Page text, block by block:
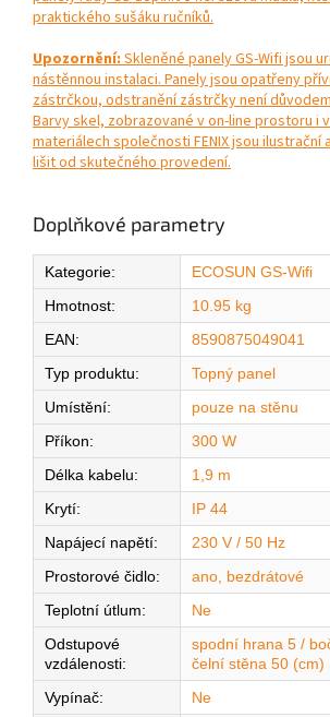
praktického sušáku ručníků.
Upozornění:Skleněné panely GS-Wifi jsou
nástěnnou instalaci. Panely jsou opatřeny
zástrčkou, odstranění zástrčky není
Barvy skel, zobrazované v on-line prostoru i
materiálech společnosti FENIX jsou ilustrační
lišit od skutečného provedení.
Doplňkové parametry
Kategorie:
ECOSUN GS-Wifi
Hmotnost:
10.95 kg
EAN:
8590875049041
Typ produktu:
Topný panel
Umístění:
pouze na stěnu
Příkon:
300 W
Délka kabelu:
1,9 m
Krytí:
IP 44
Napájecí napětí:
230 V / 50 Hz
Prostorové čidlo:
ano, bezdrátové
Teplotní útlum:
Ne
Odstupové
vzdálenosti:
spodní hrana 5 /
čelní stěna 50 (cm)
Vypínač:
Ne